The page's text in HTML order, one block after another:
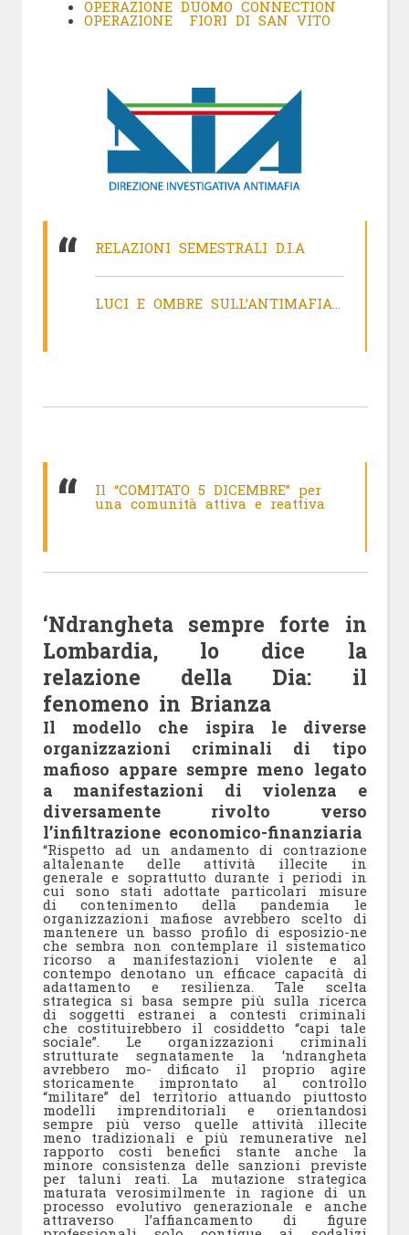
OPERAZIONE DUOMO CONNECTION
OPERAZIONE FIORI DI SAN VITO
RELAZIONI SEMESTRALI D.I.A
LUCI E OMBRE SULL’ANTIMAFIA…
Il “COMITATO 5 DICEMBRE” per
una comunità attiva e reattiva
‘Ndrangheta sempre forte in
Lombardia, lo dice la
relazione della Dia: il
fenomeno in Brianza
Il modello che ispira le diverse
organizzazioni criminali di tipo
mafioso appare sempre meno legato
a manifestazioni di violenza e
diversamente rivolto verso
l’infiltrazione economico-finanziaria
“Rispetto ad un andamento di contrazione
altalenante delle attività illecite in
generale e soprattutto durante i periodi in
cui sono stati adottate particolari misure
di contenimento della pandemia le
organizzazioni mafiose avrebbero scelto di
mantenere un basso profilo di esposizio-ne
che sembra non contemplare il sistematico
ricorso a manifestazioni violente e al
contempo denotano un efficace capacità di
adattamento e resilienza. Tale scelta
strategica si basa sempre più sulla ricerca
di soggetti estranei a contesti criminali
che costituirebbero il cosiddetto “capi tale
sociale”. Le organizzazioni criminali
strutturate segnatamente la ‘ndrangheta
avrebbero mo- dificato il proprio agire
storicamente improntato al controllo
“militare” del territorio attuando piuttosto
modelli imprenditoriali e orientandosi
sempre più verso quelle attività illecite
meno tradizionali e più remunerative nel
rapporto costi benefici stante anche la
minore consistenza delle sanzioni previste
per taluni reati. La mutazione strategica
maturata verosimilmente in ragione di un
processo evolutivo generazionale e anche
attraverso l’affiancamento di figure